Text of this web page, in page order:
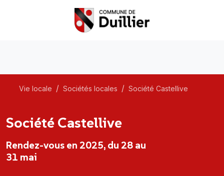
Vie locale Sociétés locales Société Castellive
Société Castellive
Rendez-vous en 2025, du 28 au
31 mai